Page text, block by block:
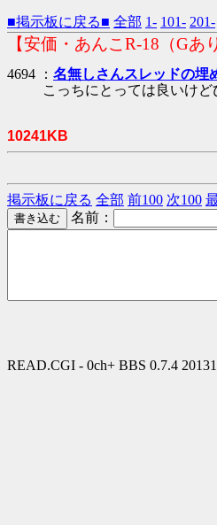
■掲示板に戻る■ 全部 1- 101- 201-
【安価・あんこR-18（G
4694 ： 名無しさんスレッドの埋
こっちにとっては良いけど
10241KB
掲示板に戻る 全部 前100 次100
名前：
READ.CGI - 0ch+ BBS 0.7.4